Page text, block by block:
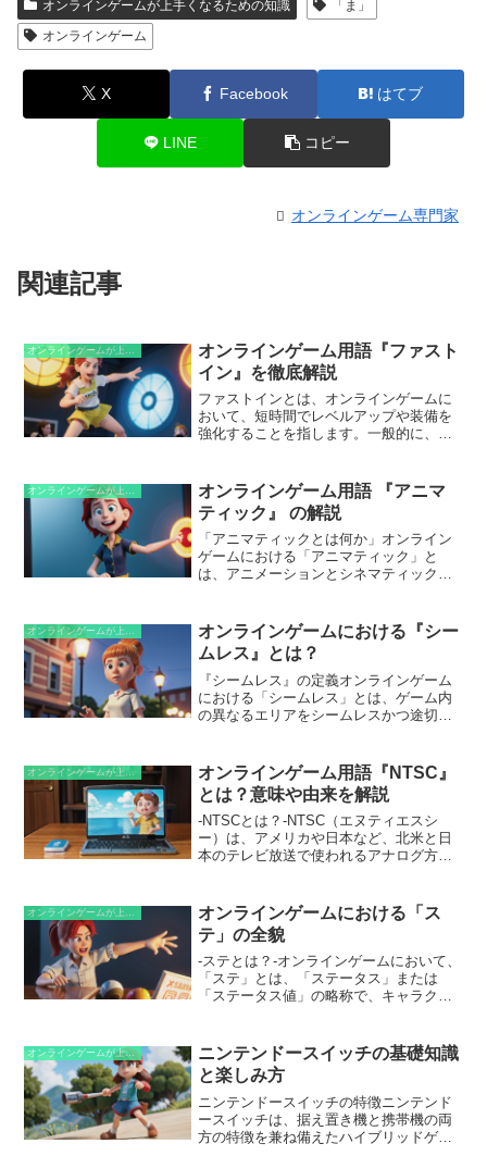
オンラインゲームが上手くなるための知識
「ま」
オンラインゲーム
X Facebook はてブ
LINE コピー
オンラインゲーム専門家
関連記事
オンラインゲーム用語『ファスト
イン』を徹底解説
ファストインとは、オンラインゲームに
おいて、短時間でレベルアップや装備を
強化することを指します。一般的に、現
す。この用語は、ゲーム内で素早く強く
なることを目指すプレイヤーの間でよく
使用されています。
オンラインゲーム用語 『アニマ
ティック』 の解説
「アニマティックとは何か」オンライン
ゲームにおける「アニマティック」と
は、アニメーションとシネマティックの
かしてストーリーを表現する一方で、映
画のようなシネマティックカメラワーク
やカット編集を用いて、臨場感やドラマ
性を演出します。つまり、実際のゲーム
プレイを超えて、インタラクティブな映
画体験をプレイヤーに提供する表現手法
オンラインゲームが上手くなるための知識
オンラインゲームにおける『シー
ムレス』とは？
『シームレス』の定義オンラインゲーム
における「シームレス」とは、ゲーム内
の異なるエリアをシームレスかつ途切れ
読み込み画面や待ち時間がなく、プレイ
ヤーはあたかもひとつのつながった世界
を旅しているかのような感覚を楽しむこ
とができます。シームレスなゲームプレ
イは、没入感を高め、ゲームの世界にプ
レイヤーがどっぷりと浸れることに貢献
オンラインゲーム用語『NTSC』
とは？意味や由来を解説
-NTSCとは？-NTSC（エヌティエスシ
ー）は、アメリカや日本など、北米と日
本のテレビ放送で使われるアナログ方式
Committee（全米テレビジョンシステム
委員会）に由来しています。NTSC方式
は、1953年に最初に開発され、当時の最
も一般的なテレビ放送方式になりまし
た。
オンラインゲームにおける「ス
テ」の全貌
-ステとは？-オンラインゲームにおいて、
「ステ」とは、「ステータス」または
「ステータス値」の略称で、キャラクタ
なステータスがあり、それぞれがキャラ
クターの戦闘力やスキルに影響を与えま
す。ステは、キャラクターのレベルアッ
プや装備品の着用、スキル習得によって
向上します。プレイヤーは、特定のプレ
イスタイルや戦略に合わせてステをカス
オンラインゲームが上手くなるための知識
ニンテンドースイッチの基礎知識
と楽しみ方
ニンテンドースイッチの特徴ニンテンド
ースイッチは、据え置き機と携帯機の両
方の特徴を兼ね備えたハイブリッドゲー